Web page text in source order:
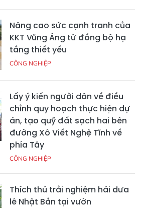
Nâng cao sức cạnh tranh của
KKT Vũng Áng từ đồng bộ hạ
tầng thiết yếu
CÔNG NGHIỆP
Lấy ý kiến người dân về điều
chỉnh quy hoạch thực hiện dự
án, tạo quỹ đất sạch hai bên
đường Xô Viết Nghệ Tĩnh về
phía Tây
CÔNG NGHIỆP
Thích thú trải nghiệm hái dưa
lê Nhật Bản tại vườn